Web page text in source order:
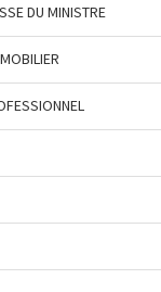
DU MINISTRE